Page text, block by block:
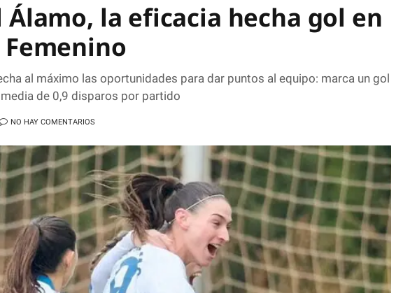
Álamo, la eficacia hecha gol en
al máximo las oportunidades para dar puntos al equipo: marca un gol
de 0,9 disparos por partido
NO HAY COMENTARIOS